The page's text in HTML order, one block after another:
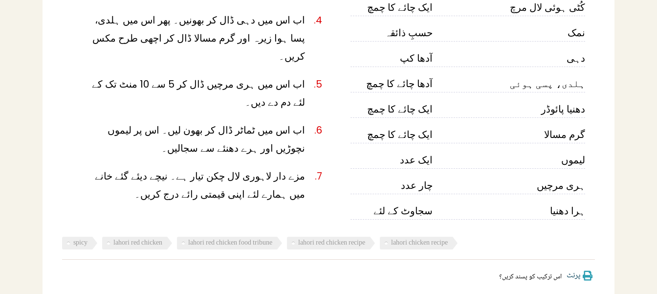
کُٹی ہوئی لال مرچ
ایک چائے کا چمچ
نمک
حسبِ ذائقہ
دہی
آدھا کپ
ہلدی، پسی ہوئی
آدھا چائے کا چمچ
دھنیا پائوڈر
ایک چائے کا چمچ
گرم مسالا
ایک چائے کا چمچ
لیموں
ایک عدد
ہری مرچیں
چار عدد
ہرا دھنیا
سجاوٹ کے لئے
اب اس میں دہی ڈال کر بھونیں۔ پھر اس میں ہلدی،
پسا ہوا زیرہ اور گرم مسالا ڈال کر اچھی طرح مکس
کریں۔
اب اس میں ہری مرچیں ڈال کر 5 سے 10 منٹ تک کے
لئے دم دے دیں۔
اب اس میں ٹماٹر ڈال کر بھون لیں۔ اس پر لیموں
نچوڑیں اور ہرے دھنئے سے سجالیں۔
مزے دار لاہوری لال چکن تیار ہے۔ نیچے دیئے گئے خانے
میں ہمارے لئے اپنی قیمتی رائے درج کریں۔
spicy lahori red chicken lahori red chicken food tribune lahori red chicken recipe lahori chicken recipe
اس ترکیب کو پسند کریں؟ پرنٹ